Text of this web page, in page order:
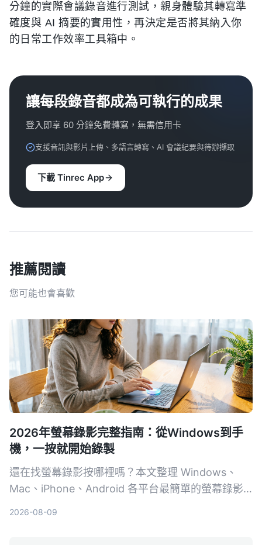
分鐘的實際會議錄音進行測試，親身體驗其轉寫準
確度與 AI 摘要的實用性，再決定是否將其納入你
的日常工作效率工具箱中。
讓每段錄音都成為可執行的成果
登入即享 60 分鐘免費轉寫，無需信用卡
支援音訊與影片上傳、多語言轉寫、AI 會議紀要與待辦擷取
下載 Tinrec App
推薦閱讀
您可能也會喜歡
2026年螢幕錄影完整指南：從Windows到手
機，一按就開始錄製
還在找螢幕錄影按哪裡嗎？本文整理 Windows、
Mac、iPhone、Android 各平台最簡單的螢幕錄影
2026-08-09